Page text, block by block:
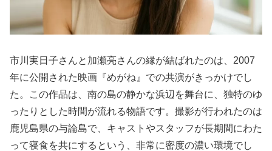
市川実日子さんと加瀬亮さんの縁が結ばれたのは、2007
年に公開された映画『めがね』での共演がきっかけでし
た。この作品は、南の島の静かな浜辺を舞台に、独特のゆ
ったりとした時間が流れる物語です。撮影が行われたのは
鹿児島県の与論島で、キャストやスタッフが長期間にわた
って寝食を共にするという、非常に密度の濃い環境でし